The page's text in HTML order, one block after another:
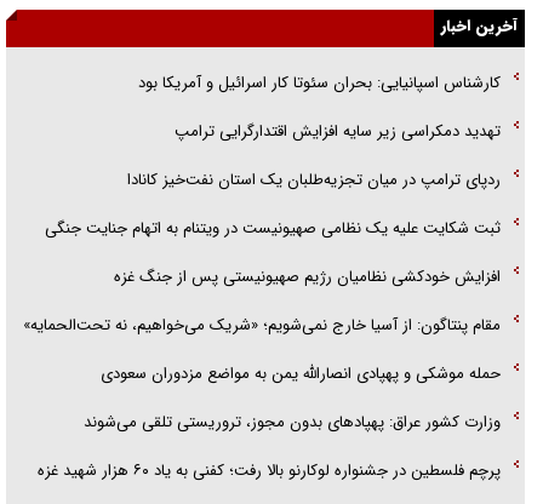
راننده مست به قانون می‌خندد
همه آقای دوربینی شده‌ایم!
قصه ناتمام سرویس مدارس
آیا مقاومت فلسطین خلع‌سلاح می‌شود؟
آخرین اخبار
کارشناس اسپانیایی: بحران سئوتا کار اسرائیل و آمریکا بود
تهدید دمکراسی زیر سایه افزایش اقتدارگرایی ترامپ
ردپای ترامپ در میان تجزیه‌طلبان یک استان نفت‌خیز کانادا
ثبت شکایت علیه یک نظامی صهیونیست در ویتنام به اتهام جنایت جنگی
افزایش خودکشی نظامیان رژیم صهیونیستی پس از جنگ غزه
مقام پنتاگون: از آسیا خارج نمی‌شویم؛ «شریک می‌خواهیم، نه تحت‌الحمایه»
حمله موشکی و پهپادی انصارالله یمن به مواضع مزدوران سعودی
وزارت کشور عراق: پهپادهای بدون مجوز، تروریستی تلقی می‌شوند
پرچم فلسطین در جشنواره لوکارنو بالا رفت؛ کفنی به یاد ۶۰ هزار شهید غزه